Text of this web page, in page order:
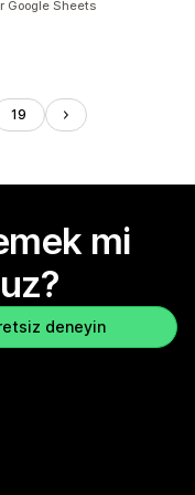
Google Sheets
19
mi
deneyin